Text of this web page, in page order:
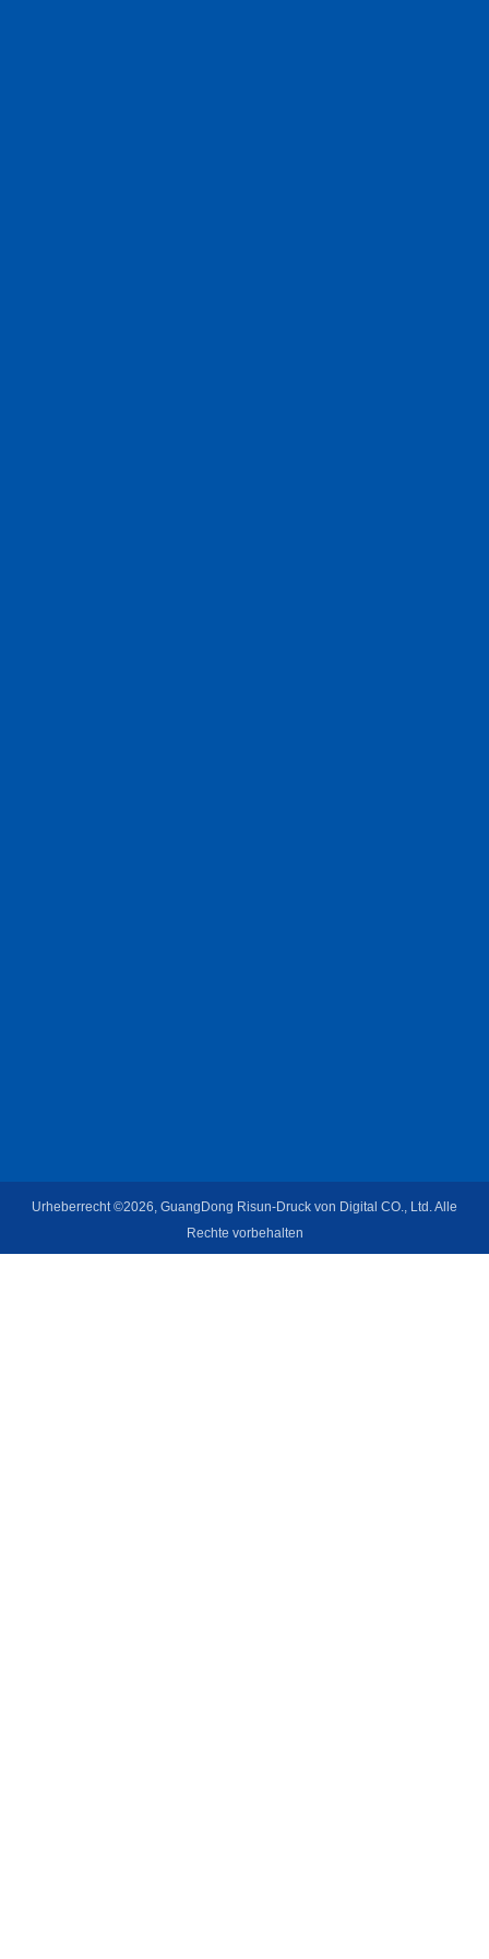
Urheberrecht ©2026, GuangDong Risun-Druck von Digital CO., Ltd. Alle
Rechte vorbehalten